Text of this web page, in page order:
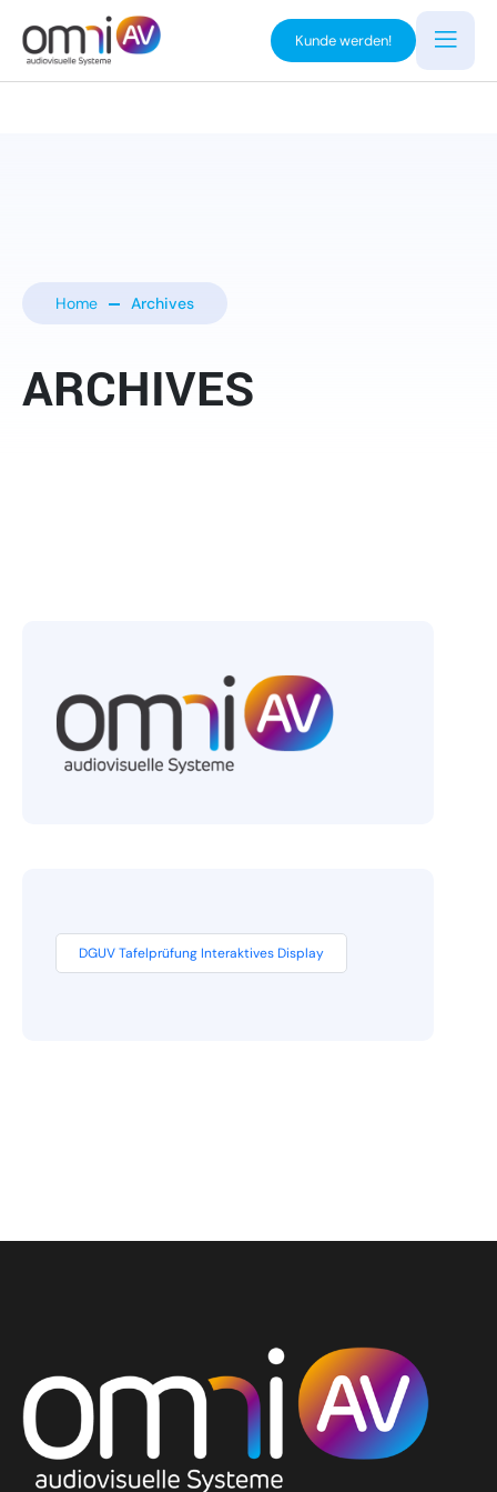
Kunde werden!
Home Archives
ARCHIVES
DGUV Tafelprüfung Interaktives Display